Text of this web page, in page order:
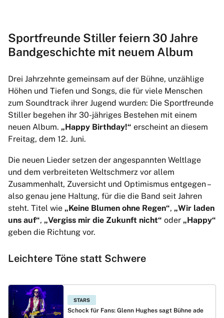
Sportfreunde Stiller feiern 30 Jahre
Bandgeschichte mit neuem Album
Drei Jahrzehnte gemeinsam auf der Bühne, unzählige
Höhen und Tiefen und Songs, die für viele Menschen
zum Soundtrack ihrer Jugend wurden: Die Sportfreunde
Stiller begehen ihr 30-jähriges Bestehen mit einem
neuen Album. „Happy Birthday!“ erscheint an diesem
Freitag, dem 12. Juni.
Die neuen Lieder setzen der angespannten Weltlage
und dem verbreiteten Weltschmerz vor allem
Zusammenhalt, Zuversicht und Optimismus entgegen –
also genau jene Haltung, für die die Band seit Jahren
steht. Titel wie „Keine Blumen ohne Regen“, „Wir laden
uns auf“, „Vergiss mir die Zukunft nicht“ oder „Happy“
geben die Richtung vor.
Leichtere Töne statt Schwere
STARS
Schock für Fans: Glenn Hughes sagt Bühne ade